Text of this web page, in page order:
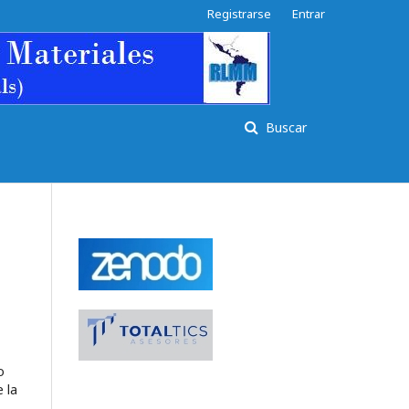
Buscar
Registrarse Entrar
la